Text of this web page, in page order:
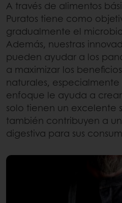
A través de alimentos
Puratos tiene como
gradualmente el
Además, nuestras
pueden ayudar a los
a maximizar los
naturales, especialmente
enfoque le ayuda a
solo tienen un excelente
también contribuyen a
digestiva para sus